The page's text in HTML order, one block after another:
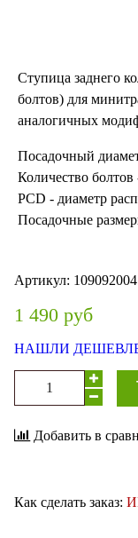
Ступица заднего
болтов) для
аналогичных
Посадочный
Количество болтов
PCD - диаметр
Посадочные
Артикул: 109092004
1 490 руб
НАШЛИ
Добавить в
Как сделать заказ: